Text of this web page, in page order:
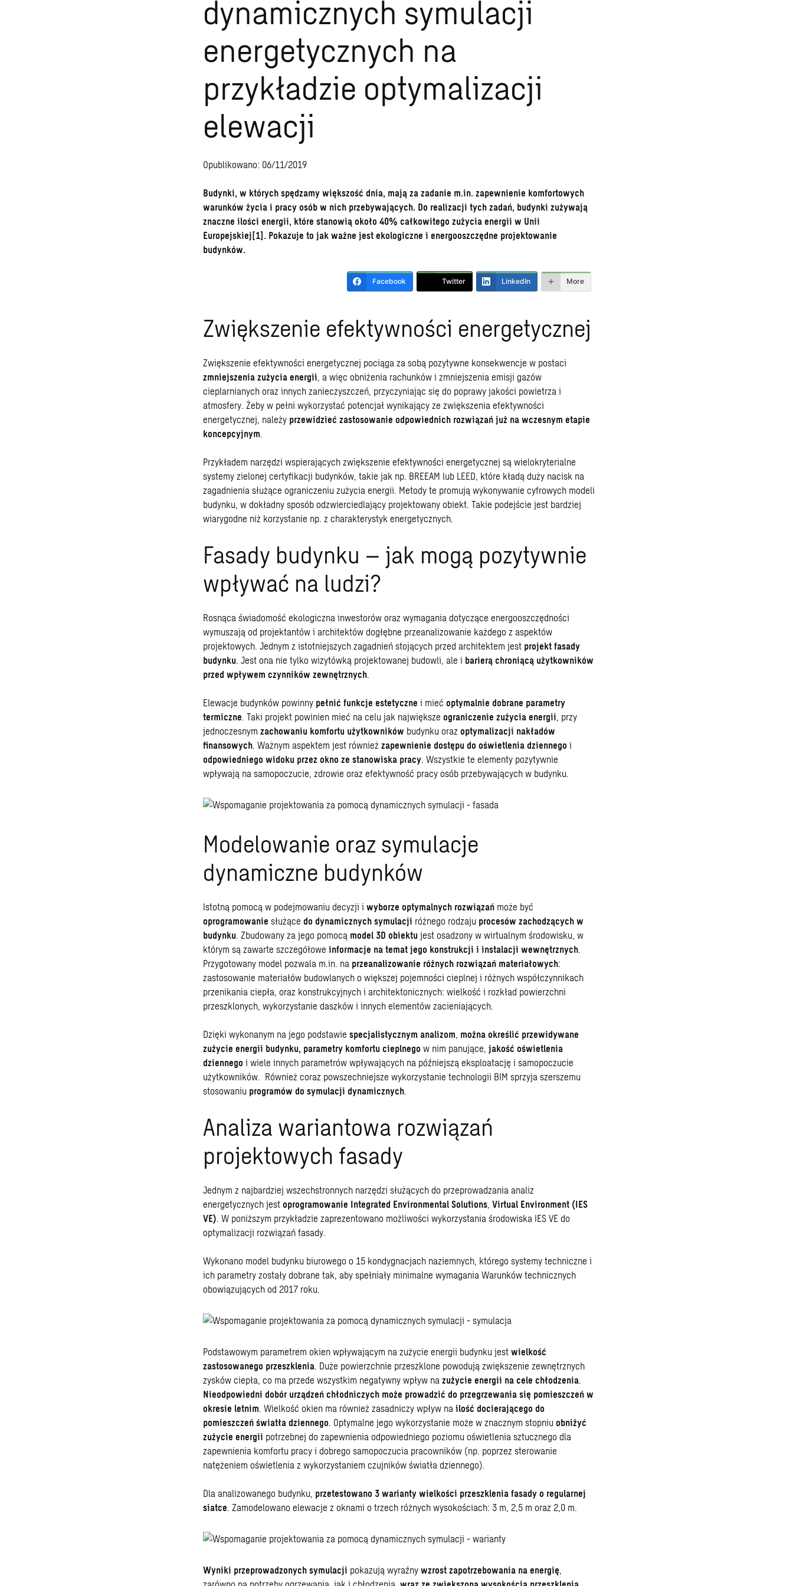
dynamicznych symulacji
energetycznych na
przykładzie optymalizacji
elewacji
Opublikowano: 06/11/2019
Budynki, w których spędzamy większość dnia, mają za zadanie m.in. zapewnienie komfortowych
warunków życia i pracy osób w nich przebywających. Do realizacji tych zadań, budynki zużywają
znaczne ilości energii, które stanowią około 40% całkowitego zużycia energii w Unii
Europejskiej[1]. Pokazuje to jak ważne jest ekologiczne i energooszczędne projektowanie
budynków.
Facebook Twitter LinkedIn More
Zwiększenie efektywności energetycznej
Zwiększenie efektywności energetycznej pociąga za sobą pozytywne konsekwencje w postaci
zmniejszenia zużycia energii , a więc obniżenia rachunków i zmniejszenia emisji gazów
cieplarnianych oraz innych zanieczyszczeń, przyczyniając się do poprawy jakości powietrza i
atmosfery. Żeby w pełni wykorzystać potencjał wynikający ze zwiększenia efektywności
energetycznej, należy przewidzieć zastosowanie odpowiednich rozwiązań już na wczesnym etapie
koncepcyjnym
Przykładem narzędzi wspierających zwiększenie efektywności energetycznej są wielokryterialne
systemy zielonej certyfikacji budynków, takie jak np. BREEAM lub LEED , które kładą duży nacisk na
zagadnienia służące ograniczeniu zużycia energii. Metody te promują wykonywanie cyfrowych modeli
budynku, w dokładny sposób odzwierciedlający projektowany obiekt. Takie podejście jest bardziej
wiarygodne niż korzystanie np. z charakterystyk energetycznych.
Fasady budynku – jak mogą pozytywnie
wpływać na ludzi?
Rosnąca świadomość ekologiczna inwestorów oraz wymagania dotyczące energooszczędności
wymuszają od projektantów i architektów dogłębne przeanalizowanie każdego z aspektów
projektowych. Jednym z istotniejszych zagadnień stojących przed architektem jest projekt fasady
budynku . Jest ona nie tylko wizytówką projektowanej budowli, ale i barierą chroniącą użytkowników
przed wpływem czynników zewnętrznych
Elewacje budynków powinny pełnić funkcje estetyczne i mieć optymalnie dobrane parametry
termiczne . Taki projekt powinien mieć na celu jak największe ograniczenie zużycia energii , przy
jednoczesnym zachowaniu komfortu użytkowników budynku oraz optymalizacji nakładów
finansowych . Ważnym aspektem jest również zapewnienie dostępu do oświetlenia dziennego i
odpowiedniego widoku przez okno ze stanowiska pracy . Wszystkie te elementy pozytywnie
wpływają na samopoczucie, zdrowie oraz efektywność pracy osób przebywających w budynku
Modelowanie oraz symulacje
dynamiczne budynków
Istotną pomocą w podejmowaniu decyzji i wyborze optymalnych rozwiązań może być
oprogramowanie służące do dynamicznych symulacji różnego rodzaju procesów zachodzących w
budynku . Zbudowany za jego pomocą model 3D obiektu jest osadzony w wirtualnym środowisku, w
którym są zawarte szczegółowe informacje na temat jego konstrukcji i instalacji wewnętrznych
Przygotowany model pozwala m.in. na przeanalizowanie różnych rozwiązań materiałowych:
zastosowanie materiałów budowlanych o większej pojemności cieplnej i różnych współczynnikach
przenikania ciepła, oraz konstrukcyjnych i architektonicznych: wielkość i rozkład powierzchni
przeszklonych, wykorzystanie daszków i innych elementów zacieniających.
Dzięki wykonanym na jego podstawie specjalistycznym analizom można określić przewidywane
zużycie energii budynku, parametry komfortu cieplnego w nim panujące, jakość oświetlenia
dziennego i wiele innych parametrów wpływających na późniejszą eksploatację i samopoczucie
użytkowników. Również coraz powszechniejsze wykorzystanie technologii BIM sprzyja szerszemu
stosowaniu programów do symulacji dynamicznych
Analiza wariantowa rozwiązań
projektowych fasady
Jednym z najbardziej wszechstronnych narzędzi służących do przeprowadzania analiz
energetycznych jest oprogramowanie Integrated Environmental Solutions Virtual Environment (IES
VE) . W poniższym przykładzie zaprezentowano możliwości wykorzystania środowiska IES VE do
optymalizacji rozwiązań fasady.
Wykonano model budynku biurowego o 15 kondygnacjach naziemnych, którego systemy techniczne i
ich parametry zostały dobrane tak, aby spełniały minimalne wymagania Warunków technicznych
obowiązujących od 2017 roku.
Podstawowym parametrem okien wpływającym na zużycie energii budynku jest wielkość
zastosowanego przeszklenia . Duże powierzchnie przeszklone powodują zwiększenie zewnętrznych
zysków ciepła, co ma przede wszystkim negatywny wpływ na zużycie energii na cele chłodzenia
Nieodpowiedni dobór urządzeń chłodniczych może prowadzić do przegrzewania się pomieszczeń w
okresie letnim . Wielkość okien ma również zasadniczy wpływ na ilość docierającego do
pomieszczeń światła dziennego . Optymalne jego wykorzystanie może w znacznym stopniu obniżyć
zużycie energii potrzebnej do zapewnienia odpowiedniego poziomu oświetlenia sztucznego dla
zapewnienia komfortu pracy i dobrego samopoczucia pracowników (np. poprzez sterowanie
natężeniem oświetlenia z wykorzystaniem czujników światła dziennego).
Dla analizowanego budynku, przetestowano 3 warianty wielkości przeszklenia fasady o regularnej
siatce . Zamodelowano elewacje z oknami o trzech różnych wysokościach: 3 m, 2,5 m oraz 2,0 m.
Wyniki przeprowadzonych symulacji pokazują wyraźny wzrost zapotrzebowania na energię
zarówno na potrzeby ogrzewania, jak i chłodzenia, wraz ze zwiększoną wysokością przeszklenia